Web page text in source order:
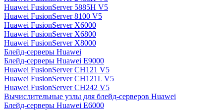
Huawei FusionServer 5885H V5
Huawei FusionServer 8100 V5
Huawei FusionServer X6000
Huawei FusionServer X6800
Huawei FusionServer X8000
Блейд-серверы Huawei
Блейд-серверы Huawei E9000
Huawei FusionServer CH121 V5
Huawei FusionServer CH121L V5
Huawei FusionServer CH242 V5
Вычислительные узлы для блейд-серверов Huawei
Блейд-серверы Huawei E6000